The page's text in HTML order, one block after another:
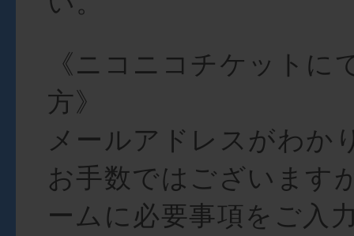
《ニコニコチケットに
方》
メールアドレスがわか
お手数ではございます
ームに必要事項をご入